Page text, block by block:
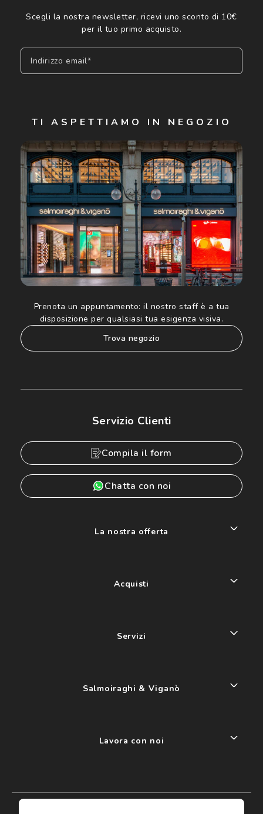
Scegli la nostra newsletter, ricevi uno sconto di 10€
per il tuo primo acquisto.
Indirizzo email*
Cliccando su "Iscriviti", confermo di avere più di 16 anni e
acconsento all'utilizzo dei miei Dati Personali da parte di
Luxottica Group S.p.A. per l'invio di offerte speciali, novità
ed altre comunicazioni di carattere pubblicitario (consultare
Informativa sulla privacyper ulteriori informazioni).
TI ASPETTIAMO IN NEGOZIO
Prenota un appuntamento: il nostro staff è a tua
disposizione per qualsiasi tua esigenza visiva.
trova negozio
Servizio Clienti
Compila il form
Chatta con noi
La nostra offerta
Acquisti
Servizi
Salmoiraghi & Viganò
Lavora con noi